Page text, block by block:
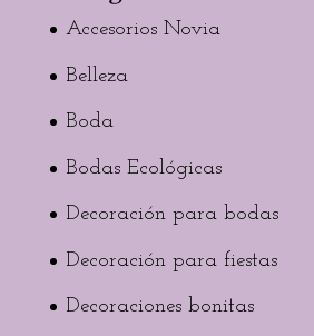
Accesorios Novia
Belleza
Boda
Bodas Ecológicas
Decoración para bodas
Decoración para fiestas
Decoraciones bonitas